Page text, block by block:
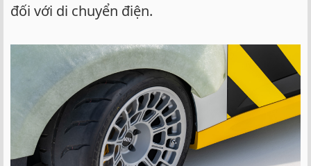
đối với di chuyển điện.